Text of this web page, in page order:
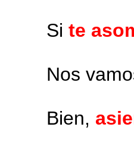
Si te
Nos
Bien,